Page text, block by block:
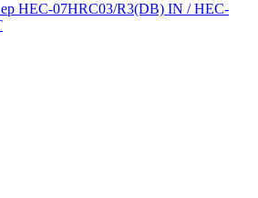
HEC-07HRC03/R3(DB) IN / HEC-